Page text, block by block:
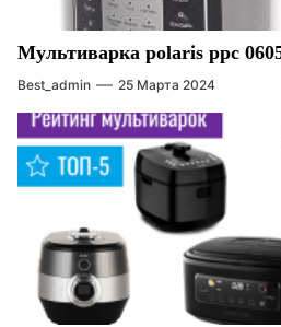
Мультиварка polaris ppc
Best_admin 25 Марта 2024